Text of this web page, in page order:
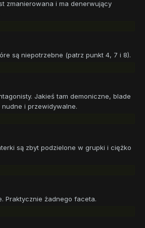
zmanierowana i ma denerwujący
są niepotrzebne (patrz punkt 4, 7 i 8).
Jakieś tam demoniczne, blade
nudne i przewidywalne.
są zbyt podzielone w grupki i ciężko
Praktycznie żadnego faceta.